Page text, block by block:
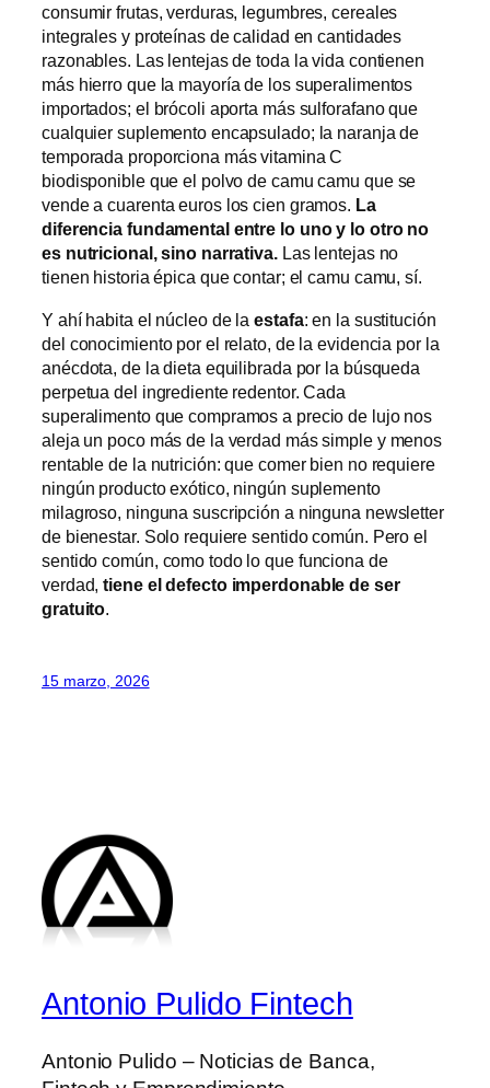
consumir frutas, verduras, legumbres, cereales
integrales y proteínas de calidad en cantidades
razonables. Las lentejas de toda la vida contienen
más hierro que la mayoría de los superalimentos
importados; el brócoli aporta más sulforafano que
cualquier suplemento encapsulado; la naranja de
temporada proporciona más vitamina C
biodisponible que el polvo de camu camu que se
vende a cuarenta euros los cien gramos. La
diferencia fundamental entre lo uno y lo otro no
es nutricional, sino narrativa.Las lentejas no
tienen historia épica que contar; el camu camu, sí.
Y ahí habita el núcleo de laestafa: en la sustitución
del conocimiento por el relato, de la evidencia por la
anécdota, de la dieta equilibrada por la búsqueda
perpetua del ingrediente redentor. Cada
superalimento que compramos a precio de lujo nos
aleja un poco más de la verdad más simple y menos
rentable de la nutrición: que comer bien no requiere
ningún producto exótico, ningún suplemento
milagroso, ninguna suscripción a ninguna newsletter
de bienestar. Solo requiere sentido común. Pero el
sentido común, como todo lo que funciona de
verdad,tiene el defecto imperdonable de ser
gratuito.
15 marzo, 2026
Antonio Pulido Fintech
Antonio Pulido – Noticias de Banca,